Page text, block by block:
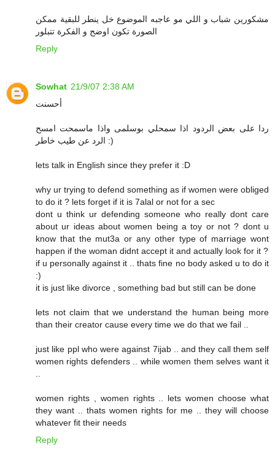
مشكورين شباب و اللي مو عاجبه الموضوع خل ينطر للبقية ممكن
الصورة تكون اوضح و الفكرة تتبلور
Reply
Sowhat 21/9/07 2:38 AM
أحسنت
ردا على بعض الردود اذا سمحلي بوسلمى واذا ماسمحت امسح
الرد عن طيب خاطر :)
lets talk in English since they prefer it :D
why ur trying to defend something as if women were obliged
to do it ? lets forget if it is 7alal or not for a sec
dont u think ur defending someone who really dont care
about ur ideas about women being a toy or not ? dont u
know that the mut3a or any other type of marriage wont
happen if the woman didnt accept it and actually look for it ?
if u personally against it .. thats fine no body asked u to do it
:)
it is just like divorce , something bad but still can be done
lets not claim that we understand the human being more
than their creator cause every time we do that we fail ..
just like ppl who were against 7ijab .. and they call them self
women rights defenders .. while women them selves want it
women rights , women rights .. lets women choose what
they want .. thats women rights for me .. they will choose
whatever fit their needs
Reply